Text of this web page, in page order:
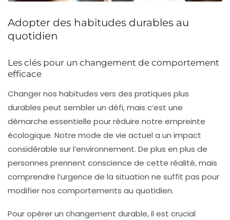
Adopter des habitudes durables au
quotidien
Les clés pour un changement de comportement
efficace
Changer nos habitudes vers des pratiques plus
durables peut sembler un défi, mais c’est une
démarche essentielle pour réduire notre empreinte
écologique. Notre mode de vie actuel a un impact
considérable sur l’environnement. De plus en plus de
personnes prennent conscience de cette réalité, mais
comprendre l’urgence de la situation ne suffit pas pour
modifier nos comportements au quotidien.
Pour opérer un changement durable, il est crucial